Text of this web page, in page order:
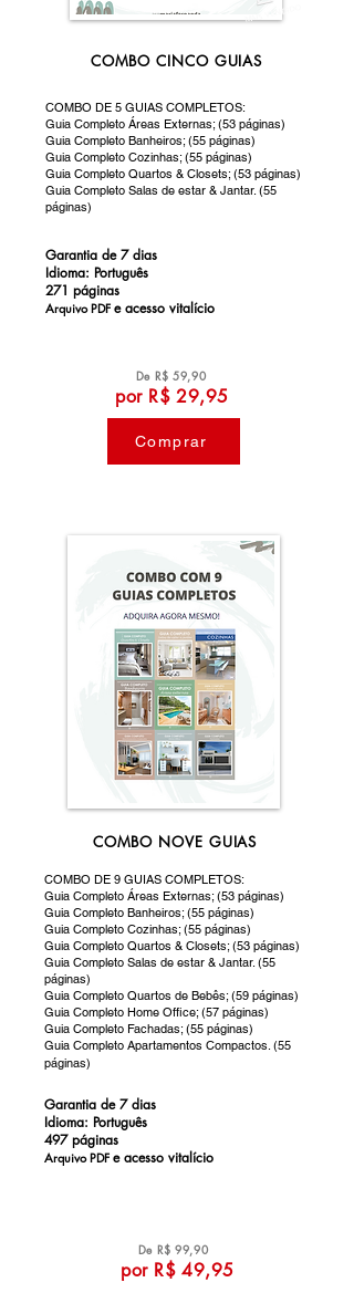
MAIS VENDIDO
COMBO CINCO GUIAS
COMBO DE 5 GUIAS COMPLETOS:
Guia Completo Áreas Externas; (53 páginas)
Guia Completo Banheiros; (55 páginas)
Guia Completo Cozinhas; (55 páginas)
Guia Completo Quartos & Closets; (53 páginas)
Guia Completo Salas de estar & Jantar. (55
páginas)
Garantia de 7 dias
Idioma: Português
271 páginas
Arquivo PDF e acesso vitalício
De R$ 59,90
por R$ 29,95
Comprar
COMBO NOVE GUIAS
COMBO DE 9 GUIAS COMPLETOS:
Guia Completo Áreas Externas; (53 páginas)
Guia Completo Banheiros; (55 páginas)
Guia Completo Cozinhas; (55 páginas)
Guia Completo Quartos & Closets; (53 páginas)
Guia Completo Salas de estar & Jantar. (55
páginas)
Guia Completo Quartos de Bebês; (59 páginas)
Guia Completo Home Office; (57 páginas)
Guia Completo Fachadas; (55 páginas)
Guia Completo Apartamentos Compactos. (55
páginas)
Garantia de 7 dias
Idioma: Português
497 páginas
Arquivo PDF e acesso vitalício
De R$ 99,90
por R$ 49,95